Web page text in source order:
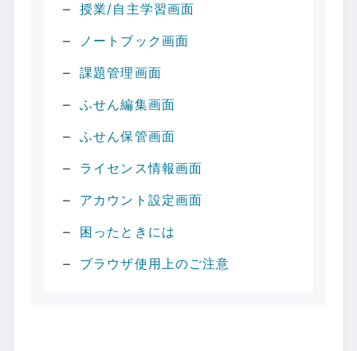
授業/自主学習画面
ノートブック画面
課題管理画面
ふせん編集画面
ふせん保管画面
ライセンス情報画面
アカウント設定画面
困ったときには
ブラウザ使用上のご注意